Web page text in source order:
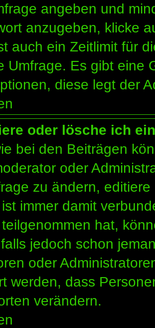
angeben und
anzugeben, klicke
auch ein Zeitlimit für
Umfrage. Es gibt eine
diese legt der
oder lösche ich
bei den Beiträgen
oder
zu ändern,
immer damit
hat,
jedoch schon
oder
werden, dass
verändern.